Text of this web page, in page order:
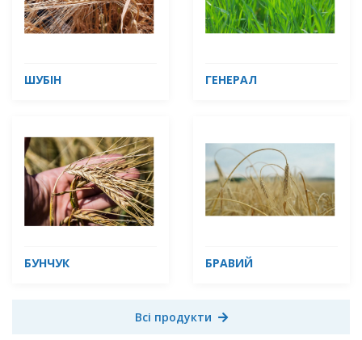
ШУБІН ГЕНЕРАЛ
БУНЧУК БРАВИЙ
Всі продукти